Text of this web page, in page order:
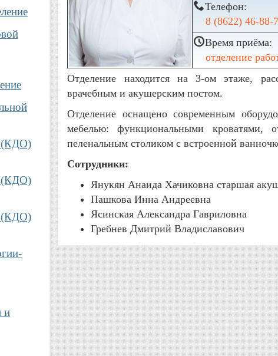
(КДО)
(КДО)
(КДО)
и
Телефон:
8 (8622) 46-88-
Время приёма:
отделение
Отделение находится на 3-ом этаже,
врачебным и акушерским постом.
Отделение оснащено современным
мебелью: функциональными кроватями,
пеленальным столиком с встроенной
Сотрудники:
Янукян Анаида Хачиковна старшая
Пашкова Инна Андреевна
Ясинская Александра Гавриловна
Гребнев Дмитрий Владиславович